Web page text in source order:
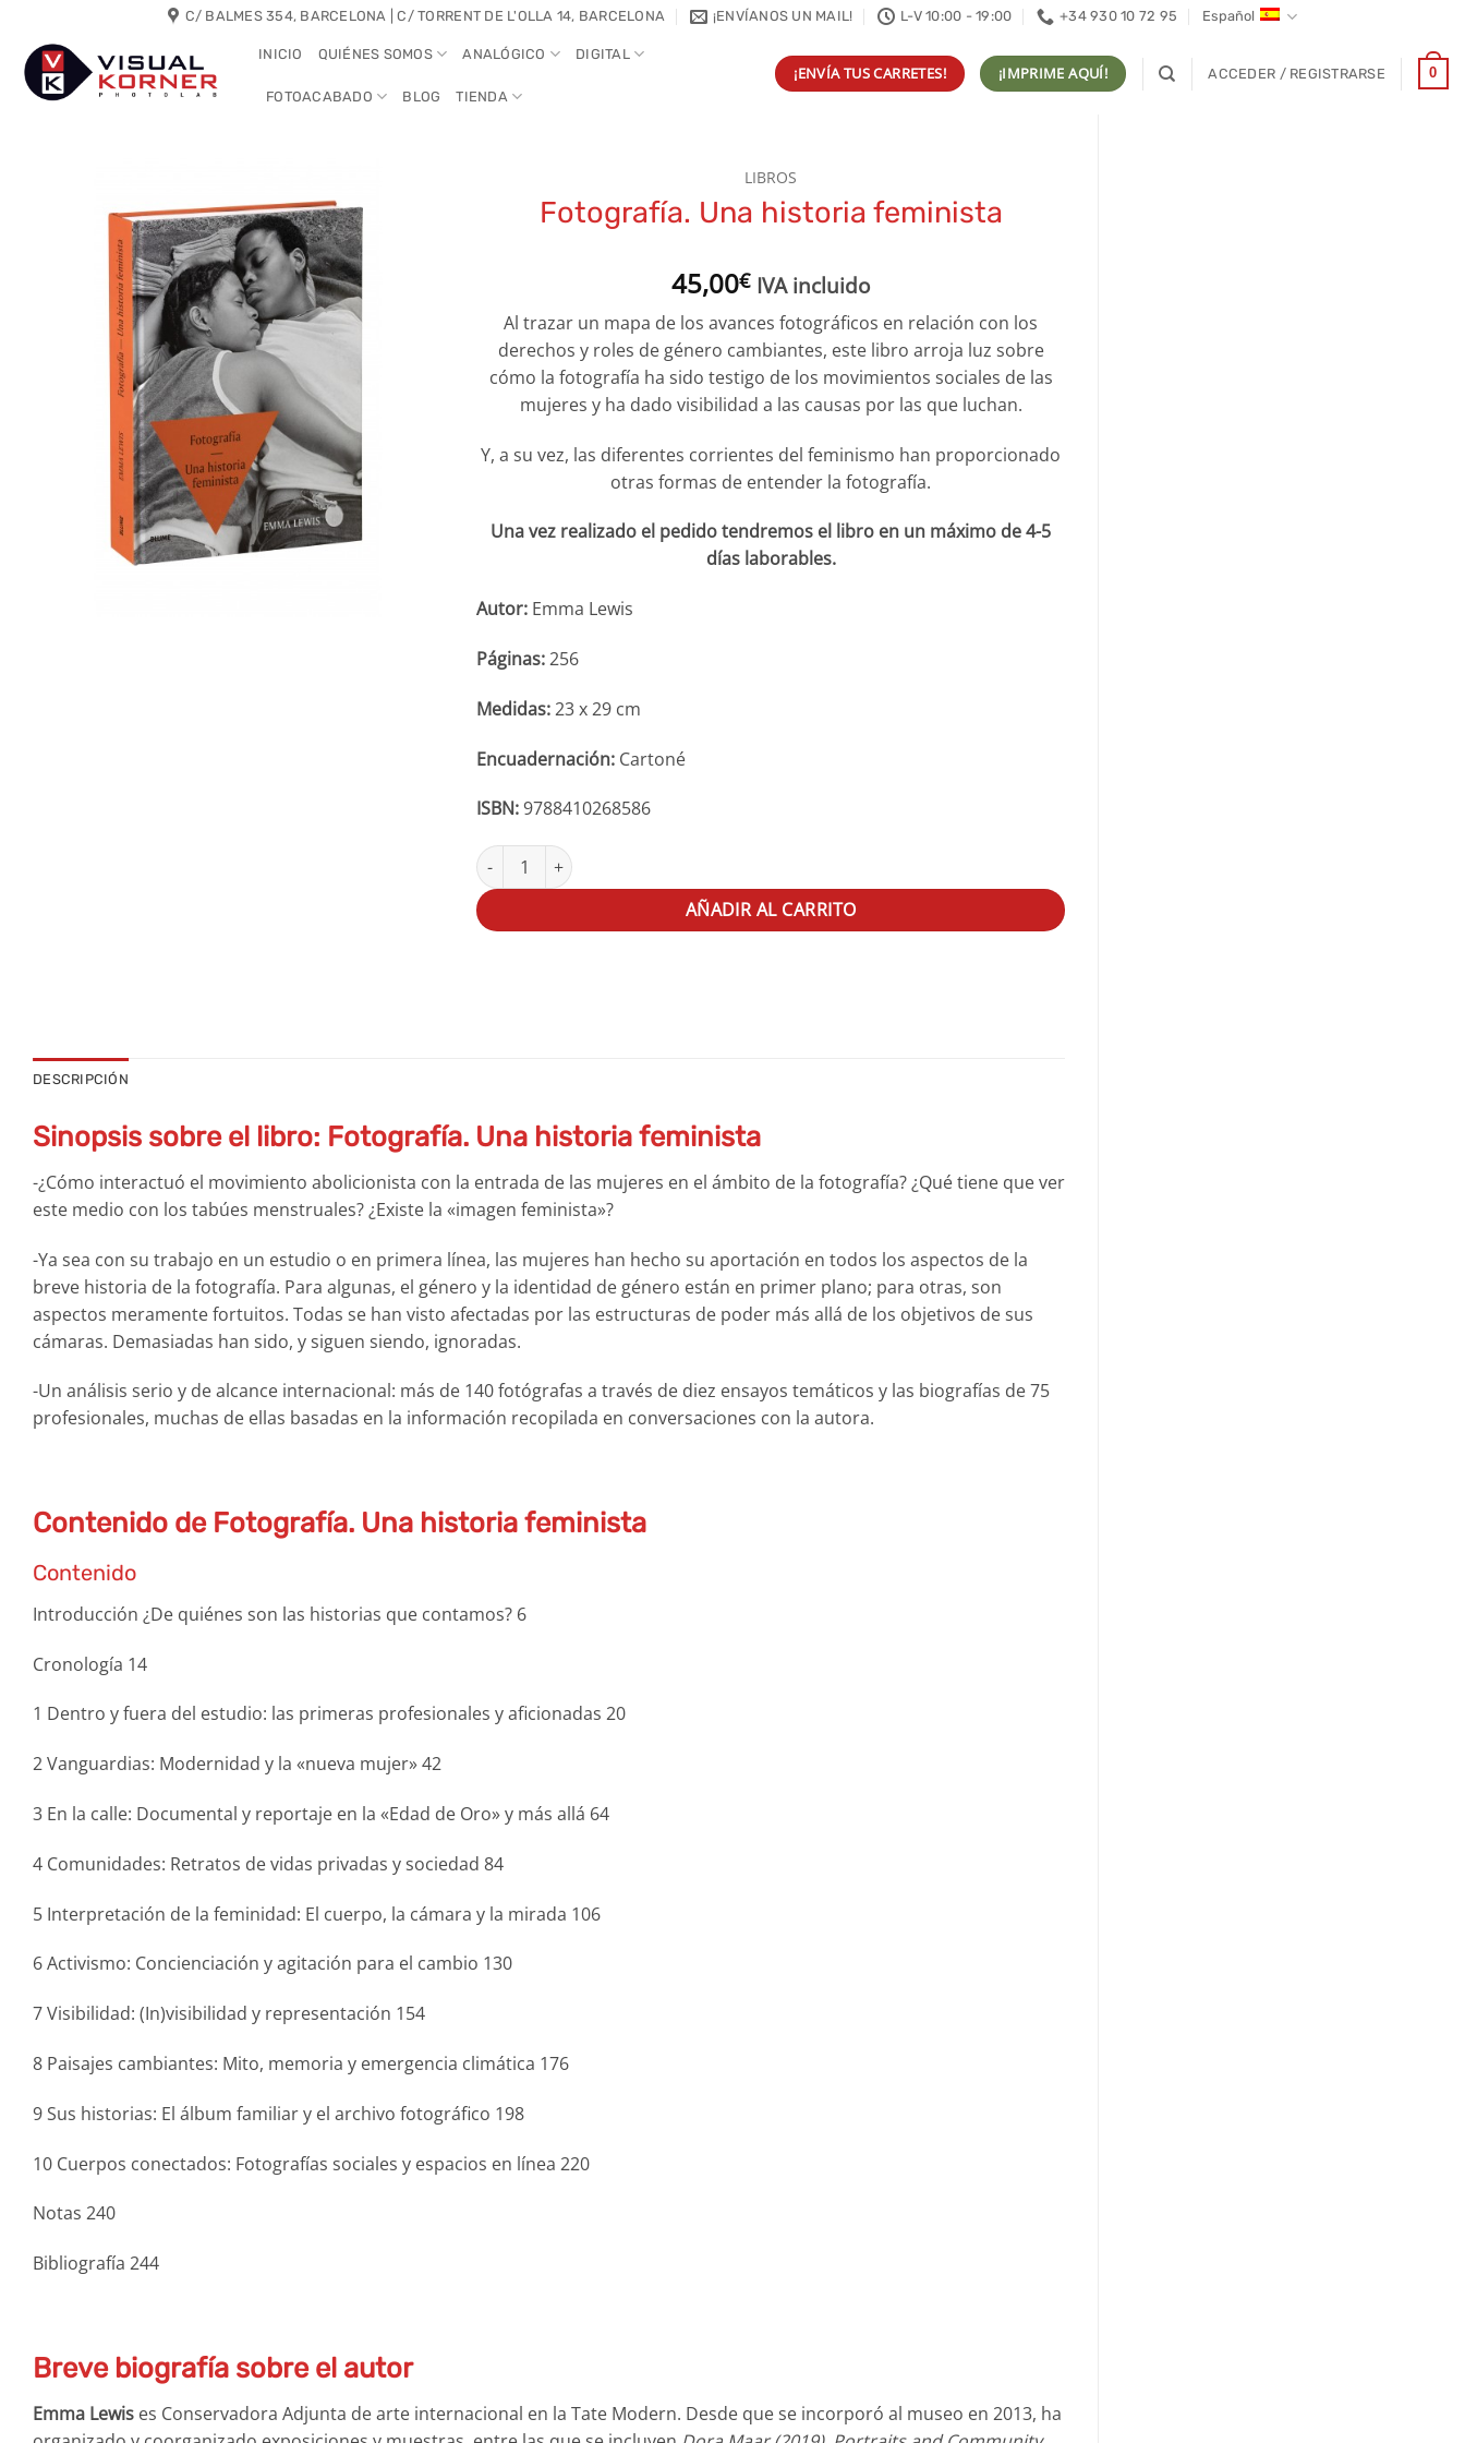
contenido
C/ BALMES 354, BARCELONA | C/ TORRENT DE L'OLLA 14, BARCELONA ¡ENVÍANOS UN MAIL! L-V 10:00 - 19:00 +34 930 10 72 95 Español
INICIO QUIÉNES SOMOS ANALÓGICO DIGITAL
FOTOACABADO BLOG TIENDA
¡ENVÍA TUS CARRETES! ¡IMPRIME AQUÍ! ACCEDER / REGISTRARSE 0
LIBROS
Fotografía. Una historia feminista
45,00€ IVA incluido
Al trazar un mapa de los avances fotográficos en relación con los
derechos y roles de género cambiantes, este libro arroja luz sobre
cómo la fotografía ha sido testigo de los movimientos sociales de las
mujeres y ha dado visibilidad a las causas por las que luchan.
Y, a su vez, las diferentes corrientes del feminismo han proporcionado
otras formas de entender la fotografía.
Una vez realizado el pedido tendremos el libro en un máximo de 4-5
días laborables.
Autor: Emma Lewis
Páginas:256
Medidas:23 x 29 cm
Encuadernación: Cartoné
ISBN:9788410268586
Fotografía. Una historia feminista cantidad
AÑADIR AL CARRITO
DESCRIPCIÓN
Sinopsis sobre el libro: Fotografía. Una historia feminista
-¿Cómo interactuó el movimiento abolicionista con la entrada de las mujeres en el ámbito de la fotografía? ¿Qué tiene que ver
este medio con los tabúes menstruales? ¿Existe la «imagen feminista»?
-Ya sea con su trabajo en un estudio o en primera línea, las mujeres han hecho su aportación en todos los aspectos de la
breve historia de la fotografía. Para algunas, el género y la identidad de género están en primer plano; para otras, son
aspectos meramente fortuitos. Todas se han visto afectadas por las estructuras de poder más allá de los objetivos de sus
cámaras. Demasiadas han sido, y siguen siendo, ignoradas.
-Un análisis serio y de alcance internacional: más de 140 fotógrafas a través de diez ensayos temáticos y las biografías de 75
profesionales, muchas de ellas basadas en la información recopilada en conversaciones con la autora.
Contenido de Fotografía. Una historia feminista
Contenido
Introducción ¿De quiénes son las historias que contamos? 6
Cronología 14
1 Dentro y fuera del estudio: las primeras profesionales y aficionadas 20
2 Vanguardias: Modernidad y la «nueva mujer» 42
3 En la calle: Documental y reportaje en la «Edad de Oro» y más allá 64
4 Comunidades: Retratos de vidas privadas y sociedad 84
5 Interpretación de la feminidad: El cuerpo, la cámara y la mirada 106
6 Activismo: Concienciación y agitación para el cambio 130
7 Visibilidad: (In)visibilidad y representación 154
8 Paisajes cambiantes: Mito, memoria y emergencia climática 176
9 Sus historias: El álbum familiar y el archivo fotográfico 198
10 Cuerpos conectados: Fotografías sociales y espacios en línea 220
Notas 240
Bibliografía 244
Breve biografía sobre el autor
Emma Lewis es Conservadora Adjunta de arte internacional en la Tate Modern. Desde que se incorporó al museo en 2013, ha